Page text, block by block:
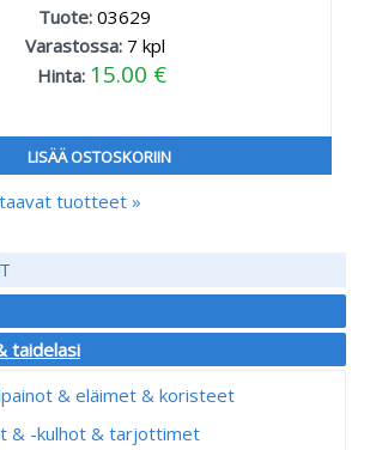
Tuote:03629
Varastossa: 7 kpl
Hinta: 15.00 €
LISÄÄ OSTOSKORIIN
tuotteet »
taidelasi
& eläimet & koristeet
& -kulhot & tarjottimet